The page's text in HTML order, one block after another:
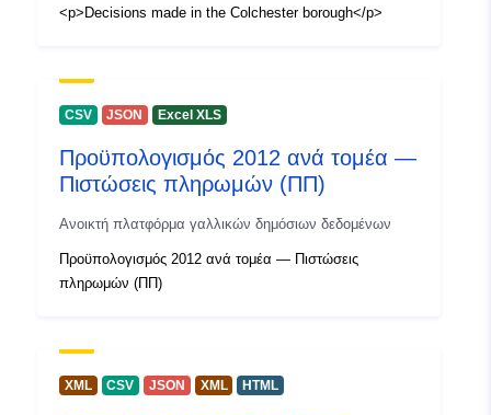
<p>Decisions made in the Colchester borough</p>
CSV JSON Excel XLS
Προϋπολογισμός 2012 ανά τομέα —
Πιστώσεις πληρωμών (ΠΠ)
Ανοικτή πλατφόρμα γαλλικών δημόσιων δεδομένων
Προϋπολογισμός 2012 ανά τομέα — Πιστώσεις
πληρωμών (ΠΠ)
XML CSV JSON XML HTML